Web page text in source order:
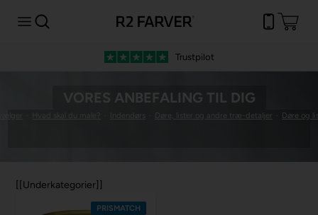
Trustpilot
VORES ANBEFALING TIL DIG
Hvad skal du male? Indendørs · Døre, lister og andre træ-detaljer · Døre og
[[Underkategorier]]
PRISMATCH